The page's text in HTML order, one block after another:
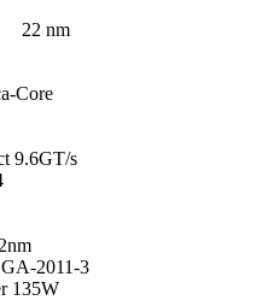
22 nm
Core
9.6GT/s
2011-3
135W